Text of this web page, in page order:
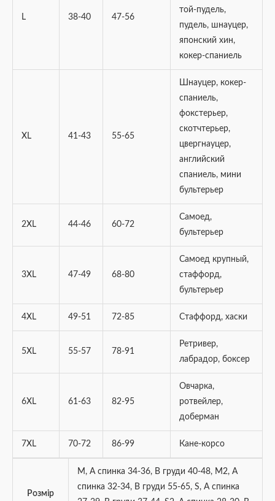
L 38-40 47-56
той-пудель,
пудель, шнауцер,
японский хин,
кокер-спаниель
XL 41-43 55-65
Шнауцер, кокер-
спаниель,
фокстерьер,
скотчтерьер,
цвергнауцер,
английский
спаниель, мини
бультерьер
2XL 44-46 60-72
Самоед,
бультерьер
3XL 47-49 68-80
Самоед крупный,
стаффорд,
бультерьер
4XL 49-51 72-85 Стаффорд, хаски
5XL 55-57 78-91
Ретривер,
лабрадор, боксер
6XL 61-63 82-95
Овчарка,
ротвейлер,
доберман
7XL 70-72 86-99 Кане-корсо
Розмір
M, А спинка 34-36, В груди 40-48, M2, А
спинка 32-34, В груди 55-65, S, А спинка